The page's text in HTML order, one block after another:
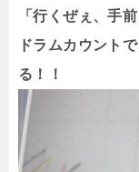
「行くぜぇ、手
ドラムカウント
る！！